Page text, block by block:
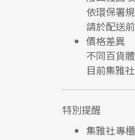
依環保署
請於配送
價格差異
不同百貨
目前集雅社
特別提醒
集雅社專